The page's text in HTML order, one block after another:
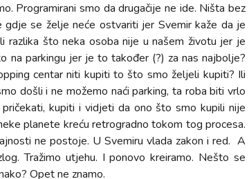
Programirani smo da drugačije ne ide. Ništa bez
se želje neće ostvariti jer Svemir kaže da je
što neka osoba nije u našem životu jer je
na parkingu jer je to također (?) za nas najbolje?
centar niti kupiti to što smo željeli kupiti? Ili
došli i ne možemo naći parking, ta roba biti vrlo
kupiti i vidjeti da ono što smo kupili nije
planete kreću retrogradno tokom tog procesa.
ne postoje. U Svemiru vlada zakon i red. A
Tražimo utjehu. I ponovo kreiramo. Nešto se
Opet ne znamo.